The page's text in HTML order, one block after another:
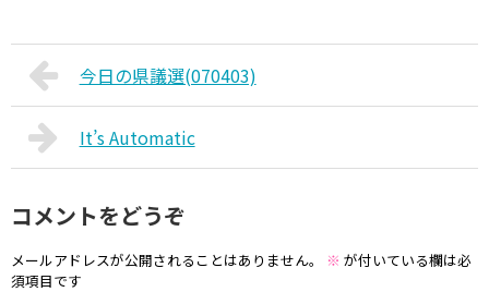
今日の県議選(070403)
It’s Automatic
コメントをどうぞ
メールアドレスが公開されることはありません。 ※ が付いている欄は必
須項目です